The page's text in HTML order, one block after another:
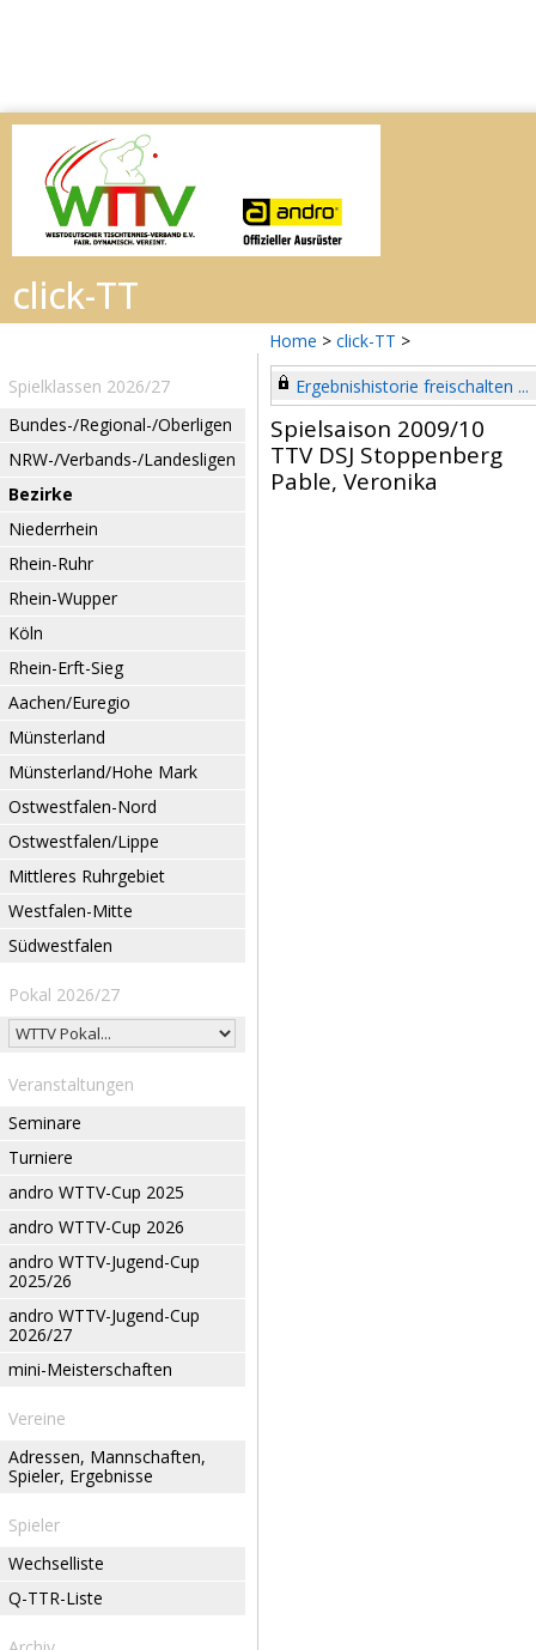
Home > click-TT >
Spielklassen 2026/27
Bundes-/Regional-/Oberligen
NRW-/Verbands-/Landesligen
Bezirke
Niederrhein
Rhein-Ruhr
Rhein-Wupper
Köln
Rhein-Erft-Sieg
Aachen/Euregio
Münsterland
Münsterland/Hohe Mark
Ostwestfalen-Nord
Ostwestfalen/Lippe
Mittleres Ruhrgebiet
Westfalen-Mitte
Südwestfalen
Pokal 2026/27
Veranstaltungen
Seminare
Turniere
andro WTTV-Cup 2025
andro WTTV-Cup 2026
andro WTTV-Jugend-Cup
2025/26
andro WTTV-Jugend-Cup
2026/27
mini-Meisterschaften
Vereine
Adressen, Mannschaften,
Spieler, Ergebnisse
Spieler
Wechselliste
Q-TTR-Liste
Ergebnishistorie freischalten ...
Spielsaison 2009/10
TTV DSJ Stoppenberg
Pable, Veronika